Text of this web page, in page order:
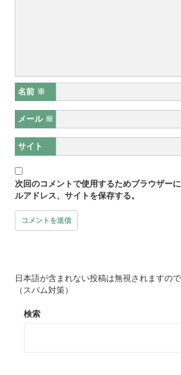
名前 ※
メール ※
サイト
次回のコメントで使用するためブラウザー
ルアドレス、サイトを保存する。
日本語が含まれない投稿は無視されますので
（スパム対策）
検索